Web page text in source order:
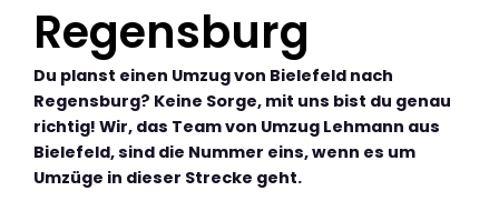
Regensburg
Du planst einen Umzug von Bielefeld nach
Regensburg? Keine Sorge, mit uns bist du genau
richtig! Wir, das Team von Umzug Lehmann aus
Bielefeld, sind die Nummer eins, wenn es um
Umzüge in dieser Strecke geht.